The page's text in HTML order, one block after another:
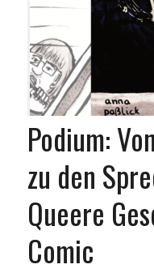
Podium:
zu den
Queere
Comic